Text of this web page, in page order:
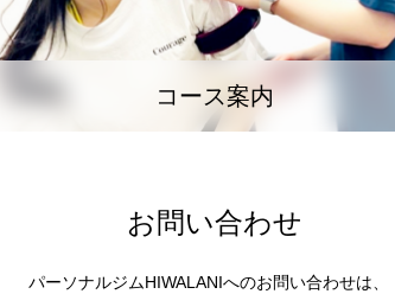
コース案内
お問い合わせ
パーソナルジムHIWALANIへのお問い合わせは、